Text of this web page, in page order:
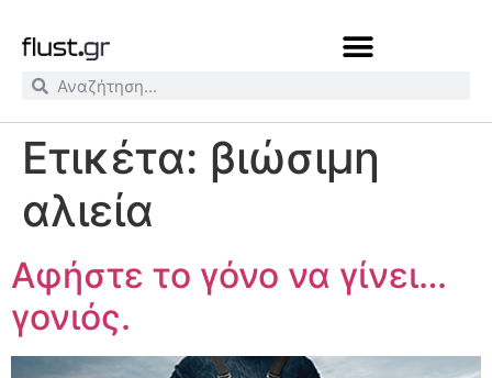
Ετικέτα: βιώσιμη
αλιεία
Αφήστε το γόνο να γίνει…
γονιός.